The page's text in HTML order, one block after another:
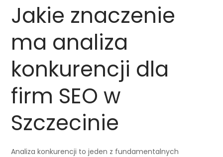
Jakie znaczenie
ma analiza
konkurencji dla
firm SEO w
Szczecinie
Analiza konkurencji to jeden z fundamentalnych